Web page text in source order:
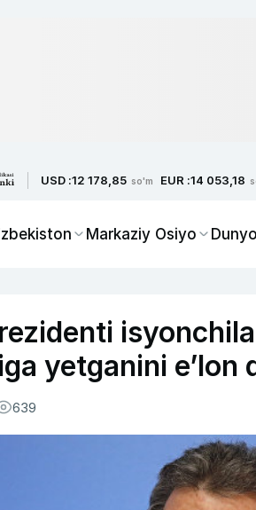
USD :12 178,85 so'm EUR :14 053,18
Markaziy Osiyo Dunyo
yetganini e’lon
639